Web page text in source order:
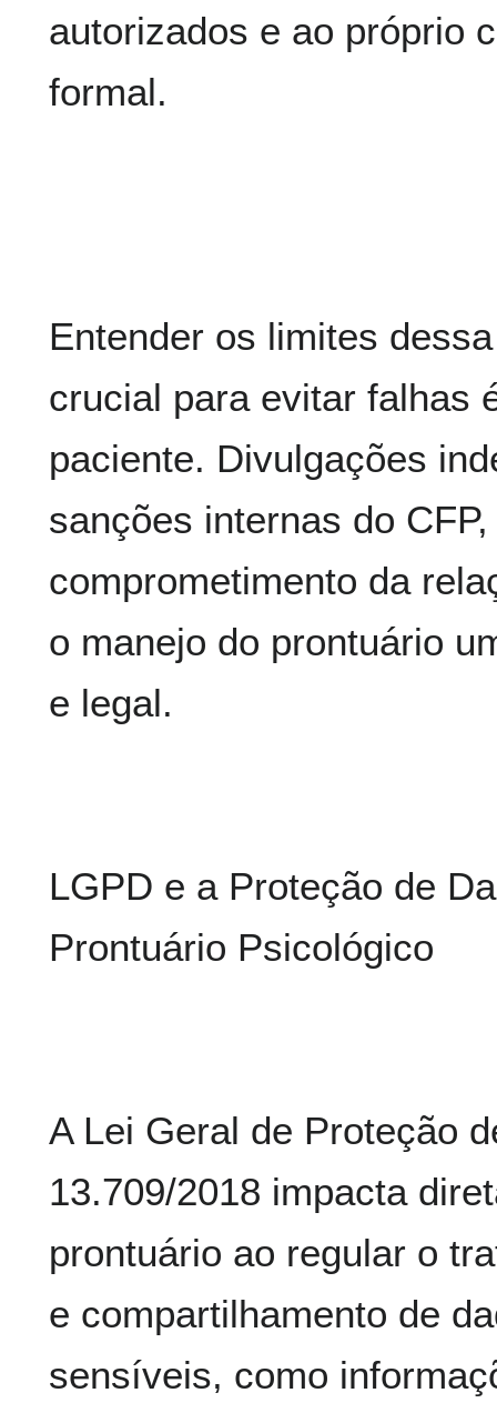
autorizados e ao próprio
formal.
Entender os limites
crucial para evitar falhas
paciente. Divulgações
sanções internas do
comprometimento da
o manejo do prontuário
e legal.
LGPD e a Proteção de
Prontuário Psicológico
A Lei Geral de Proteção
13.709/2018 impacta
prontuário ao regular o
e compartilhamento de
sensíveis, como